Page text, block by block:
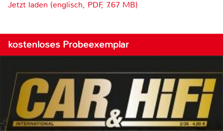
Jetzt laden (englisch, PDF, 7.67 MB)
kostenloses Probeexemplar